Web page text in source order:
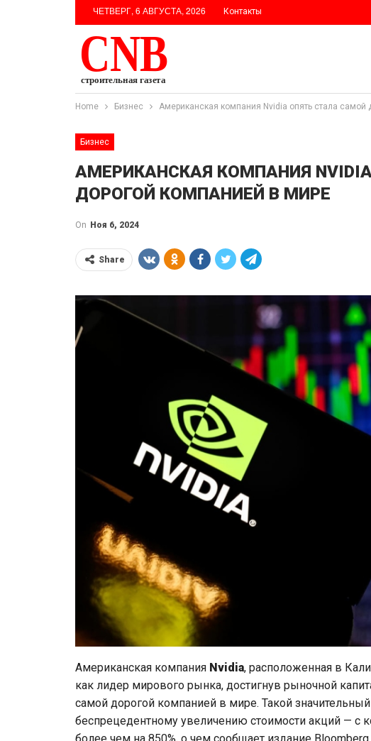
ЧЕТВЕРГ, 6 АВГУСТА, 2026 Контакты
Home Бизнес Американская компания Nvidia опять стала самой
Бизнес
АМЕРИКАНСКАЯ КОМПАНИЯ
ДОРОГОЙ КОМПАНИЕЙ В МИРЕ
On Ноя 6, 2024
Share
Американская компания Nvidia, расположенная в
как лидер мирового рынка, достигнув рыночной
самой дорогой компанией в мире. Такой
беспрецедентному увеличению стоимости акций — с